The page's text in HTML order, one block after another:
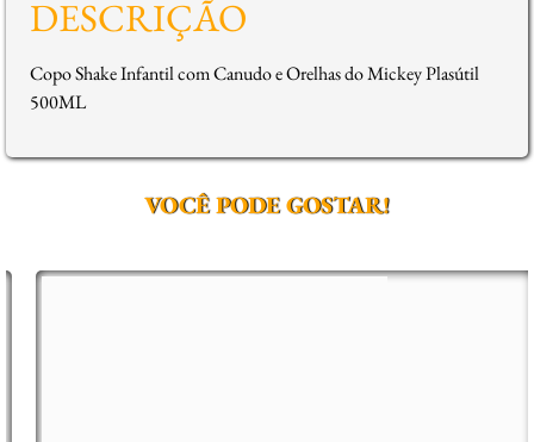
DESCRIÇÃO
Copo Shake Infantil com Canudo e Orelhas do Mickey Plasútil
500ML
VOCÊ PODE GOSTAR!